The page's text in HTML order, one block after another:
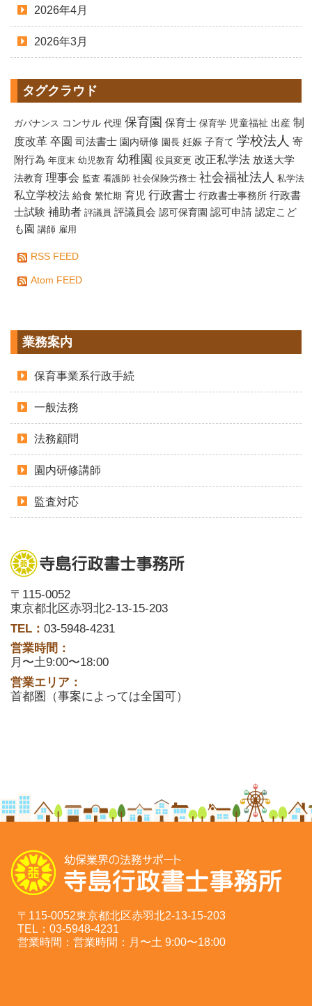
2026年4月
2026年3月
タグクラウド
ガバナンス コンサル 代理 保育園 保育士 保育学 児童福祉 出産 制
度改革 卒園 司法書士 園内研修 園長 妊娠 子育て 学校法人 寄
附行為 年度末 幼児教育 幼稚園 役員変更 改正私学法 放送大学
法教育 理事会 監査 看護師 社会保険労務士 社会福祉法人 私学法
私立学校法 給食 繁忙期 育児 行政書士 行政書士事務所 行政書
士試験 補助者 評議員 評議員会 認可保育園 認可申請 認定こど
も園 講師 雇用
RSS FEED
Atom FEED
業務案内
保育事業系行政手続
一般法務
法務顧問
園内研修講師
監査対応
〒115-0052
東京都北区赤羽北2-13-15-203
TEL： 03-5948-4231
営業時間：
月〜土9:00〜18:00
営業エリア：
首都圏（事案によっては全国可）
〒115-0052東京都北区赤羽北2-13-15-203
TEL：03-5948-4231
営業時間：営業時間：月〜土 9:00〜18:00